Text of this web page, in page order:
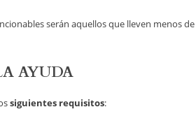
serán aquellos que lleven menos
AYUDA
siguientes requisitos: